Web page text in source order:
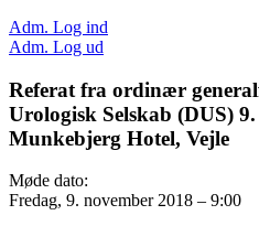
Adm. Log ind
Adm. Log ud
Referat fra ordinær
Urologisk Selskab (DUS)
Munkebjerg Hotel, Vejle
Møde dato:
Fredag, 9. november 2018 – 9:00